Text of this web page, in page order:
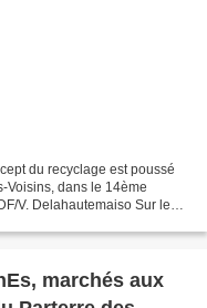
du recyclage est poussé
Voisins, dans le 14ème
V. Delahautemaiso Sur le
marchés aux